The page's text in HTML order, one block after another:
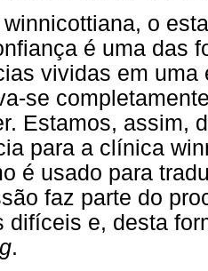
winnicottiana, o
é uma das
vividas em
se
Estamos, assim,
para a clínica
é usado para
faz parte do
difíceis e, desta
.